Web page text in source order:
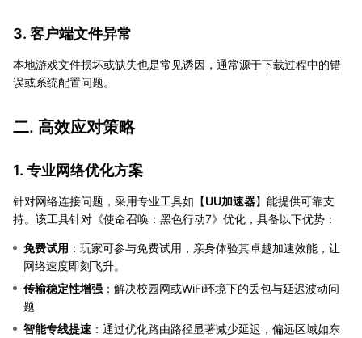
3. 客户端文件异常
本地游戏文件损坏或缺失也是常见诱因，通常源于下载过程中的错
误或系统配置问题。
二. 高效应对策略
1. 专业网络优化方案
针对网络连接问题，采用专业工具如【UU加速器】能提供可靠支
持。该工具针对《使命召唤：黑色行动7》优化，具备以下优势：
免费试用 ：玩家可参与免费试用，亲身体验其卓越加速效能，让
网络速度即刻飞升。
传输稳定性增强 ：解决校园网或WiFi环境下的丢包与延迟波动问
题
智能专线提速 ：通过优化路由路径显著减少延迟，偏远区域如东